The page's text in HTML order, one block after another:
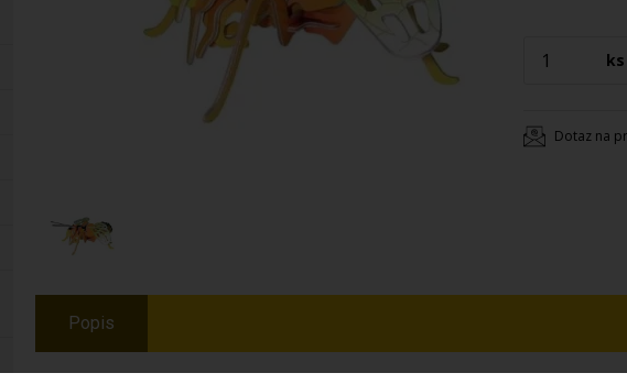
ks
Dotaz na
Popis